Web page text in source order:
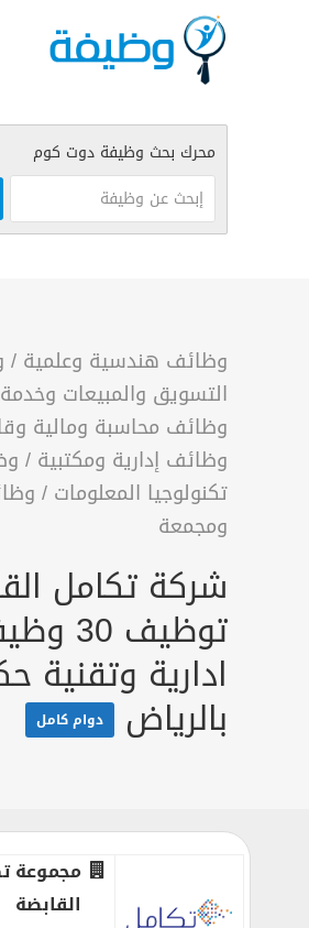
وظائف هندسية وعلمية /
التسويق والمبيعات وخدمة
وظائف محاسبة ومالية
وظائف إدارية ومكتبية /
تكنولوجيا المعلومات /
ومجمعة
شركة تكامل
توظيف
ادارية وتقنية
بالرياض دوام كامل
مجموعة
القابضة